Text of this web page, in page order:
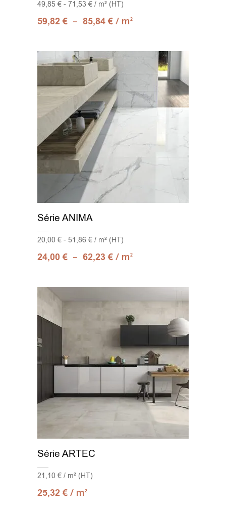
49,85 € - 71,53 € / m² (HT)
59,82€ – 85,84€ / m2
Série ANIMA
20,00 € - 51,86 € / m² (HT)
24,00€ – 62,23€ / m2
Série ARTEC
21,10 € / m² (HT)
25,32€ / m2